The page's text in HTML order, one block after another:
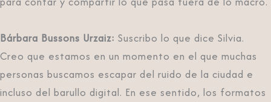
Bárbara Bussons Urzaiz: Suscribo lo que dice Silvia.
Creo que estamos en un momento en el que muchas
personas buscamos escapar del ruido de la ciudad e
incluso del barullo digital. En ese sentido, los formatos